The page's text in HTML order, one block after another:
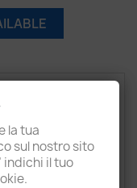
la tua
sul nostro sito
il tuo